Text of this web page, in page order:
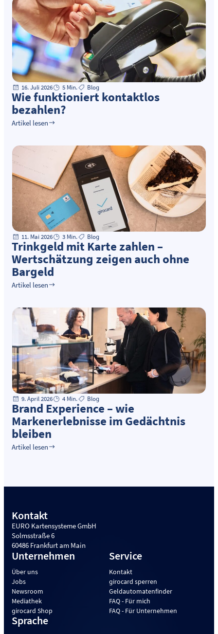
16. Juli 2026 5 Min. Blog
Wie funktioniert kontaktlos
bezahlen?
Artikel lesen
11. Mai 2026 3 Min. Blog
Trinkgeld mit Karte zahlen –
Wertschätzung zeigen auch ohne
Bargeld
Artikel lesen
9. April 2026 4 Min. Blog
Brand Experience – wie
Markenerlebnisse im Gedächtnis
bleiben
Artikel lesen
Kontakt
EURO Kartensysteme GmbH
Solmsstraße 6
60486 Frankfurt am Main
Unternehmen
Über uns
Jobs
Newsroom
Mediathek
girocard Shop
Service
Kontakt
girocard sperren
Geldautomatenfinder
FAQ - Für mich
FAQ - Für Unternehmen
Sprache